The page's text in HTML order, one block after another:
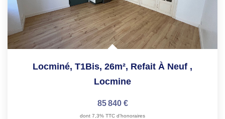
Locminé, T1Bis, 26m², Refait À Neuf ,
Locmine
85 840 €
dont 7,3% TTC d'honoraires